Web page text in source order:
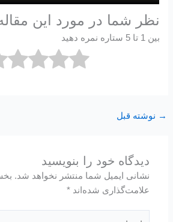
نظر شما در مورد این
بین 1 تا 5 ستاره نمره دهید
→ نوشته قبل
دیدگاه‌ خود را بنویسید
نشانی ایمیل شما منتشر نخواهد شد.
علامت‌گذاری شده‌اند*